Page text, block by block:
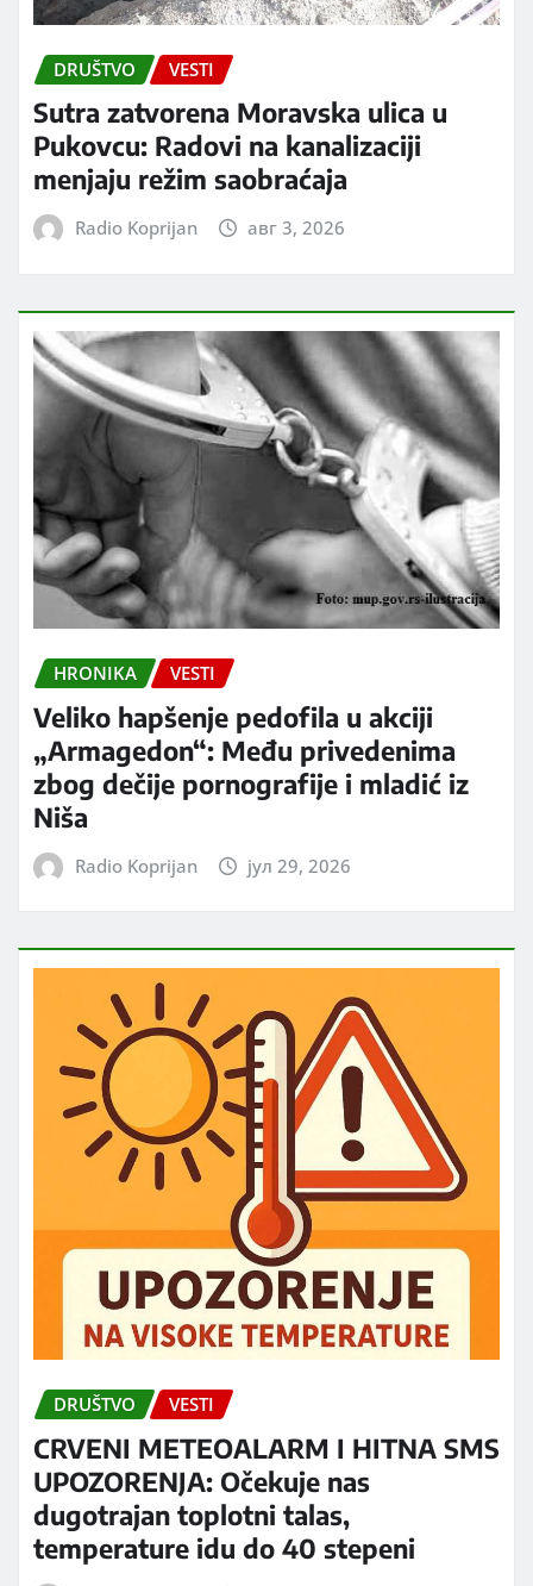
DRUŠTVO VESTI
Sutra zatvorena Moravska ulica u
Pukovcu: Radovi na kanalizaciji
menjaju režim saobraćaja
Radio Koprijan авг 3, 2026
HRONIKA VESTI
Veliko hapšenje pedofila u akciji
„Armagedon“: Među privedenima
zbog dečije pornografije i mladić iz
Niša
Radio Koprijan јул 29, 2026
DRUŠTVO VESTI
CRVENI METEOALARM I HITNA SMS
UPOZORENJA: Očekuje nas
dugotrajan toplotni talas,
temperature idu do 40 stepeni